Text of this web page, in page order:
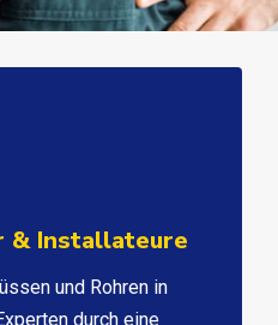
& Installateure
und Rohren in
durch eine